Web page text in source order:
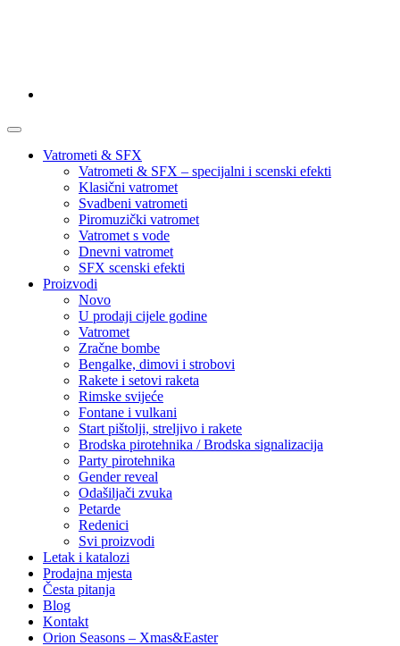
Vatrometi & SFX
Vatrometi & SFX – specijalni i scenski efekti
Klasični vatromet
Svadbeni vatrometi
Piromuzički vatromet
Vatromet s vode
Dnevni vatromet
SFX scenski efekti
Proizvodi
Novo
U prodaji cijele godine
Vatromet
Zračne bombe
Bengalke, dimovi i strobovi
Rakete i setovi raketa
Rimske svijeće
Fontane i vulkani
Start pištolji, streljivo i rakete
Brodska pirotehnika / Brodska signalizacija
Party pirotehnika
Gender reveal
Odašiljači zvuka
Petarde
Redenici
Svi proizvodi
Letak i katalozi
Prodajna mjesta
Česta pitanja
Blog
Kontakt
Orion Seasons – Xmas&Easter